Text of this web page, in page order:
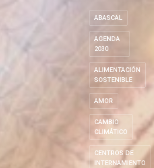
ABASCAL
AGENDA
2030
ALIMENTACIÓN
SOSTENIBLE
AMOR
CAMBIO
CLIMÁTICO
CENTROS DE
INTERNAMIENTO